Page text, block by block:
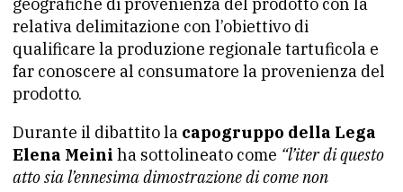
relativa delimitazione con l’obiettivo di
qualificare la produzione regionale tartuficola e
far conoscere al consumatore la provenienza del
prodotto.
Durante il dibattito la capogruppo della Lega
Elena Meini ha sottolineato come “l’iter di questo
atto sia l’ennesima dimostrazione di come non